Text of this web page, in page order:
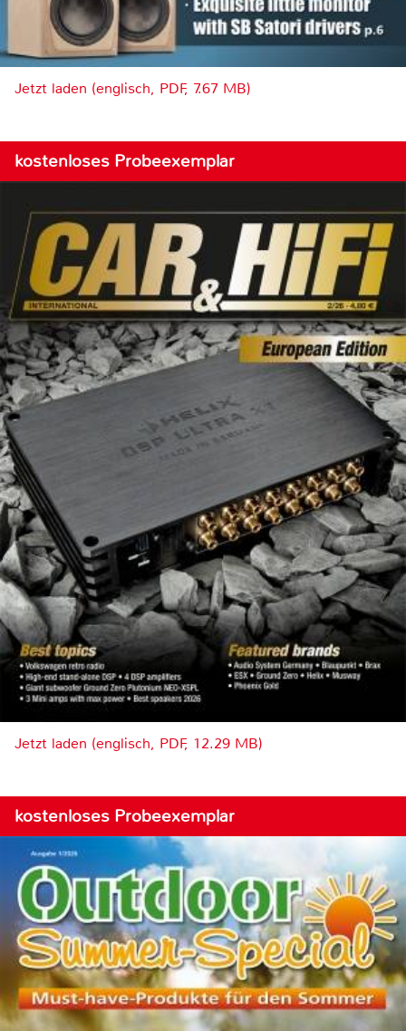
Jetzt laden (englisch, PDF, 7.67 MB)
kostenloses Probeexemplar
Jetzt laden (englisch, PDF, 12.29 MB)
kostenloses Probeexemplar